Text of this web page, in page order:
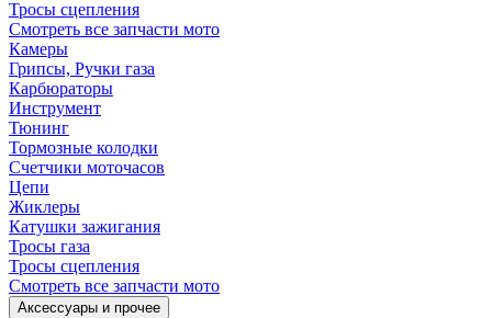
Тросы сцепления
Смотреть все запчасти мото
Камеры
Грипсы, Ручки газа
Карбюраторы
Инструмент
Тюнинг
Тормозные колодки
Счетчики моточасов
Цепи
Жиклеры
Катушки зажигания
Тросы газа
Тросы сцепления
Смотреть все запчасти мото
Аксессуары и прочее